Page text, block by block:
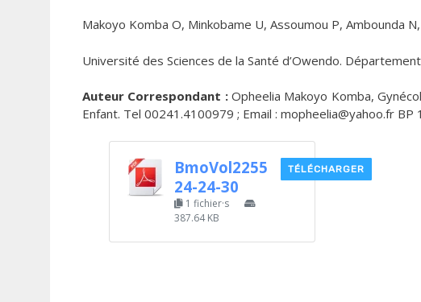
Makoyo Komba O, Minkobame U, Assoumou P, Ambounda N,
Université des Sciences de la Santé d’Owendo.
Auteur Correspondant :Opheelia Makoyo Komba,
Enfant. Tel 00241.4100979 ; Email : mopheelia@yahoo.fr BP
BmoVol2255
24-24-30
1 fichier·s
387.64 KB
TÉLÉCHARGER